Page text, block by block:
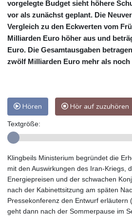
vorgelegte Budget sieht höhere
vor als zunächst geplant. Die
Vergleich zu den Eckwerten vom
Milliarden Euro höher aus und
Euro. Die Gesamtausgaben
zwölf Milliarden Euro mehr als
Hören Hör auf zuzuhören
Textgröße:
Klingbeils Ministerium begründet die
mit den Auswirkungen des Iran-Kriegs,
Energiepreisen und der schwachen
nach der Kabinettsitzung am späten
Pressekonferenz den Entwurf erläutern
geht dann nach der Sommerpause im